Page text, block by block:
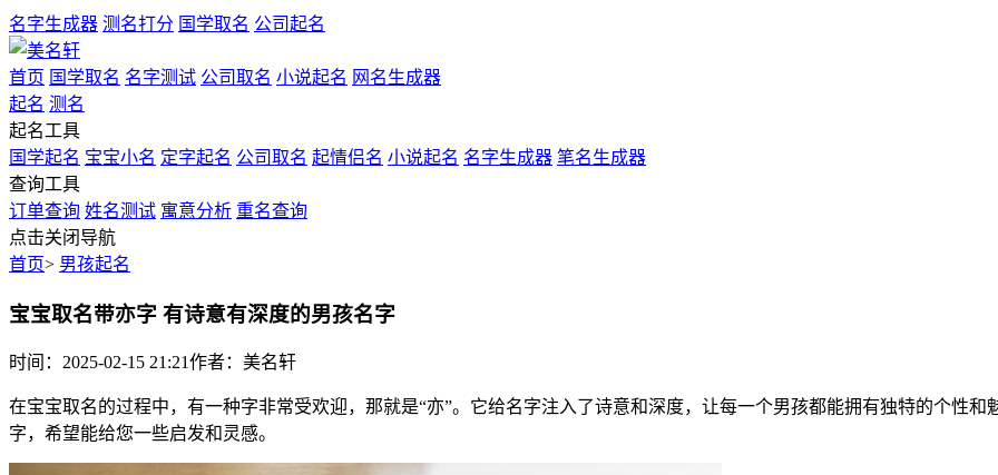
名字生成器 测名打分 国学取名 公司起名
首页 国学取名 名字测试 公司取名 小说起名 网名生成器
起名 测名
起名工具
国学起名 宝宝小名 定字起名 公司取名 起情侣名 小说起名 名字生成器 笔名生成器
查询工具
订单查询 姓名测试 寓意分析 重名查询
点击关闭导航
首页> 男孩起名
宝宝取名带亦字 有诗意有深度的男孩名字
时间：2025-02-15 21:21作者：美名轩
在宝宝取名的过程中，有一种字非常受欢迎，那就是“亦”。它给名字注入了诗意和深度，让每一个男孩都能拥有独特的个性
字，希望能给您一些启发和灵感。